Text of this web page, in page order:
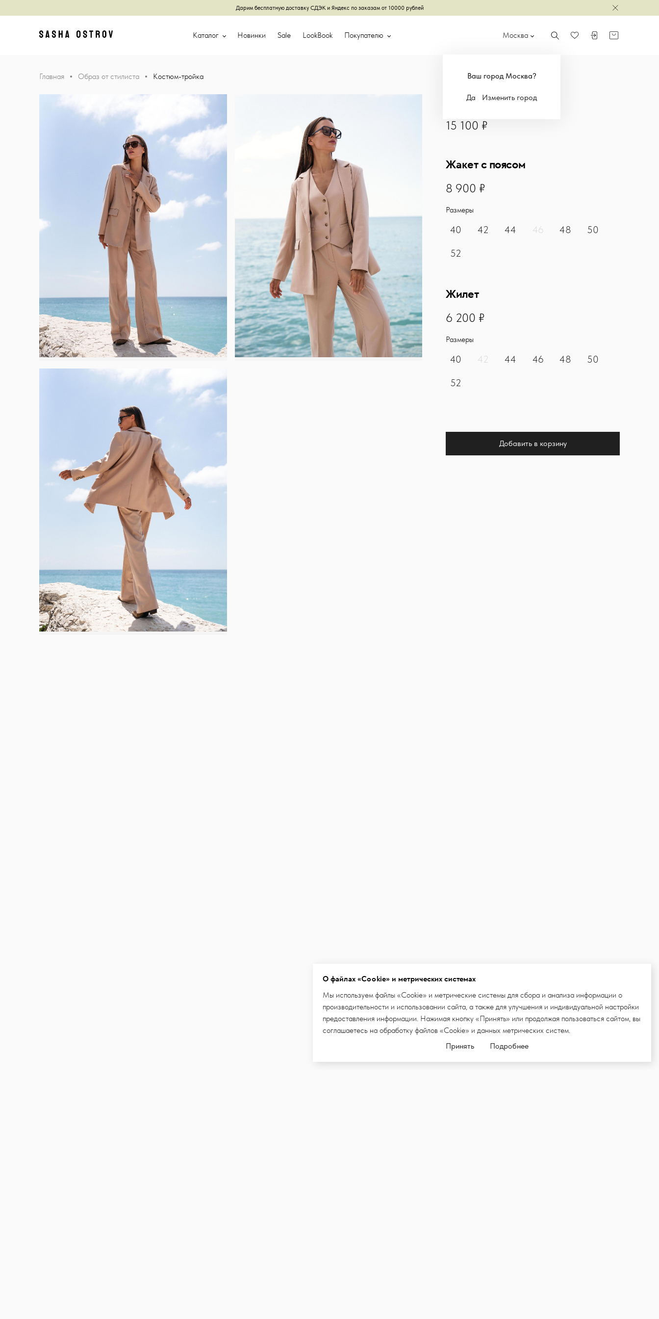
Дарим бесплатную доставку СДЭК и Яндекс по заказам от 10000 рублей Закрыть
Главная Каталог Новинки Sale LookBook Покупателю Москва
Ваш город Москва?
Да Изменить город
Поиск ИзбранноеВойти или
Корзина
Главная Образ от стилиста Костюм-тройка
Костюм-тройка
15100
15 100 ₽
Жакет с поясом
8900
8 900 ₽
Размеры
40 42 44 46 48
50
52
Жилет
6200
6 200 ₽
Размеры
40 42 44 46 48
50
52
Добавить в корзину
О файлах «Cookie» и метрических системах
Мы используем файлы «Cookie» и метрические системы для сбора и анализа информации о
производительности и использовании сайта, а также для улучшения и индивидуальной настройки
предоставления информации. Нажимая кнопку «Принять» или продолжая пользоваться сайтом, вы
соглашаетесь на обработку файлов «Cookie» и данных метрических систем.
Принять
Подробнее